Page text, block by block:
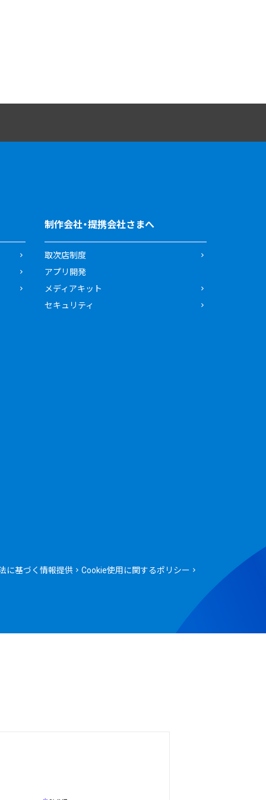
制作会社・提携会社さまへ
取次店制度
アプリ開発
メディアキット
セキュリティ
に基づく情報提供
Cookie使用に関するポリシー